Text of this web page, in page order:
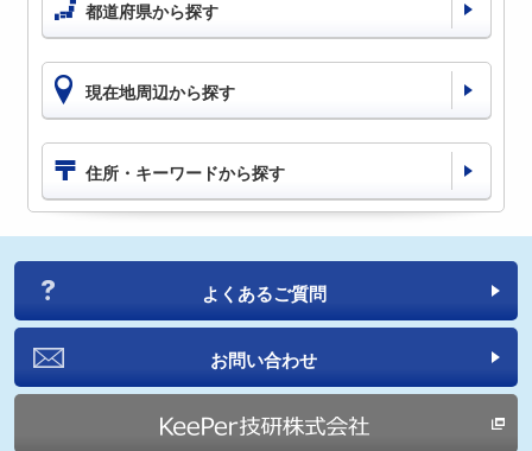
都道府県から探す
現在地周辺から探す
住所・キーワードから探す
よくあるご質問
お問い合わせ